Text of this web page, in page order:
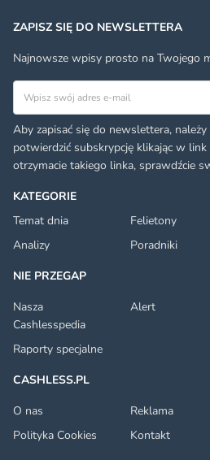
KATEGORIE
Temat dnia
Felietony
Analizy
Poradniki
NIE PRZEGAP
Nasza
Cashlesspedia
Alert
Raporty specjalne
CASHLESS.PL
O nas
Reklama
Polityka Cookies
Kontakt
ZAPISZ SIĘ DO NEWSLETTERA
Najnowsze wpisy prosto na Twojego
Aby zapisać się do newslettera,
potwierdzić subskrypcję klikając w link
otrzymacie takiego linka, sprawdźcie